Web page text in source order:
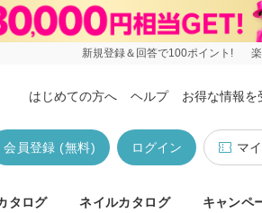
新規登録＆回答で100ポイント!
はじめての方へ ヘルプ お得な情報を
マ
ログイン
会員登録 (無料)
タログ ネイルカタログ キャンペ